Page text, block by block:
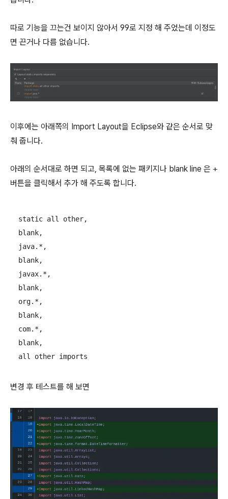
따로 기능을 끄는건 보이지 않아서 99로 지정 해 주었는데 이정도
면 끈거나 다름 없습니다.
이후에는 아래쪽의 Import Layout을 Eclipse와 같은 순서로 맞
춰 줍니다.
아래의 순서대로 하면 되고, 목록에 없는 패키지나 blank line 은 +
버튼을 클릭해서 추가 해 주도록 합니다.
  static all other,
  blank,
  java.*,
  blank,
  javax.*,
  blank,
  org.*,
  blank,
  com.*,
  blank,
  all other imports
변경 후 테스트를 해 보면